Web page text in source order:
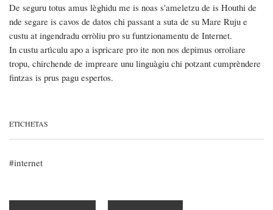
De seguru totus amus lèghidu me is noas s'ameletzu de is Houthi de
nde segare is cavos de datos chi passant a suta de su Mare Ruju e
custu at ingendradu orròliu pro su funtzionamentu de Internet.
In custu artìculu apo a ispricare pro ite non nos depimus orroliare
tropu, chirchende de impreare unu linguàgiu chi potzant cumprèndere
fintzas is prus pagu espertos.
ETICHETAS
internet